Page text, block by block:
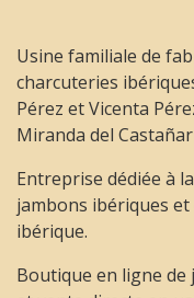
Usine familiale de
charcuteries
Pérez et Vicenta
Miranda del Castañar
Entreprise dédiée à
jambons ibériques
ibérique.
Boutique en ligne